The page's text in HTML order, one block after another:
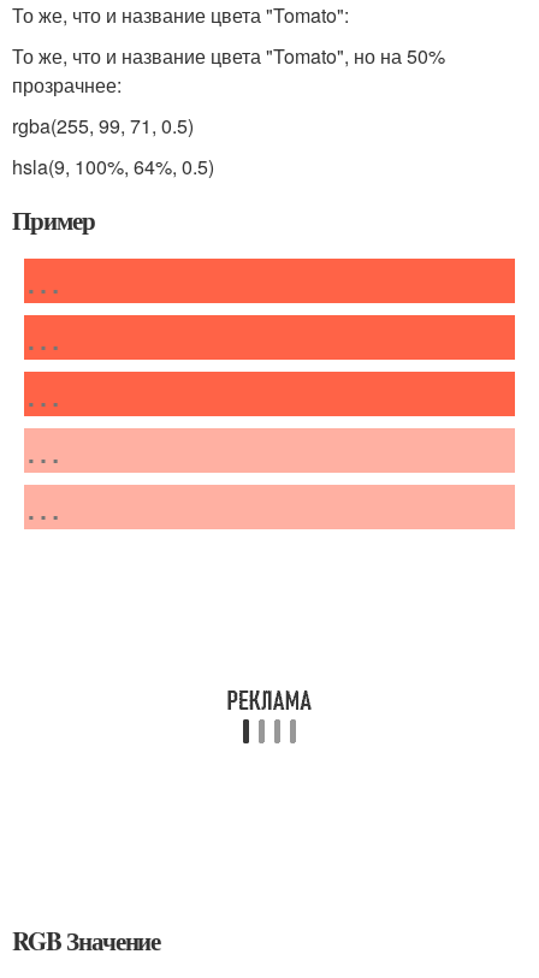
То же, что и название цвета "Tomato":
То же, что и название цвета "Tomato", но на 50%
прозрачнее:
rgba(255, 99, 71, 0.5)
hsla(9, 100%, 64%, 0.5)
Пример
…
…
…
…
…
RGB Значение